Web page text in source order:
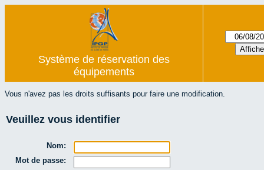
Système de réservation des
équipements
Vous n'avez pas les droits suffisants pour faire une modification.
Veuillez vous identifier
Nom:
Mot de passe: